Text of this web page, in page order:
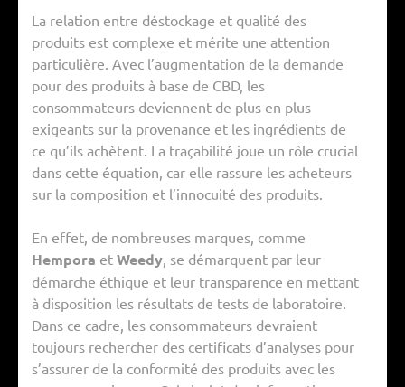
La relation entre déstockage et qualité des
produits est complexe et mérite une attention
particulière. Avec l’augmentation de la demande
pour des produits à base de CBD, les
consommateurs deviennent de plus en plus
exigeants sur la provenance et les ingrédients de
ce qu’ils achètent. La traçabilité joue un rôle crucial
dans cette équation, car elle rassure les acheteurs
sur la composition et l’innocuité des produits.
En effet, de nombreuses marques, comme
Hempora et Weedy , se démarquent par leur
démarche éthique et leur transparence en mettant
à disposition les résultats de tests de laboratoire.
Dans ce cadre, les consommateurs devraient
toujours rechercher des certificats d’analyses pour
s’assurer de la conformité des produits avec les